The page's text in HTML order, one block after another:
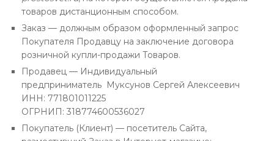
товаров дистанционным способом.
Заказ — должным образом оформленный запрос
Покупателя Продавцу на заключение договора
розничной купли-продажи Товаров.
Продавец — Индивидуальный
предприниматель Муксунов Сергей Алексеевич
ИНН: 771801011225
ОГРНИП: 318774600536027
Покупатель (Клиент) — посетитель Сайта,